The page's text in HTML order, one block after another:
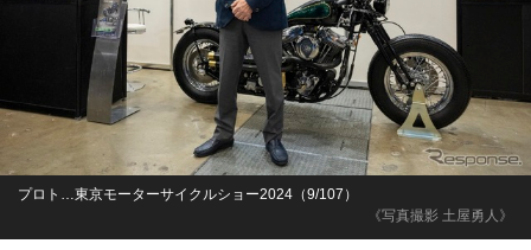
《写真撮影 土屋勇人》
プロト…東京モーターサイクルショー2024（9/107）